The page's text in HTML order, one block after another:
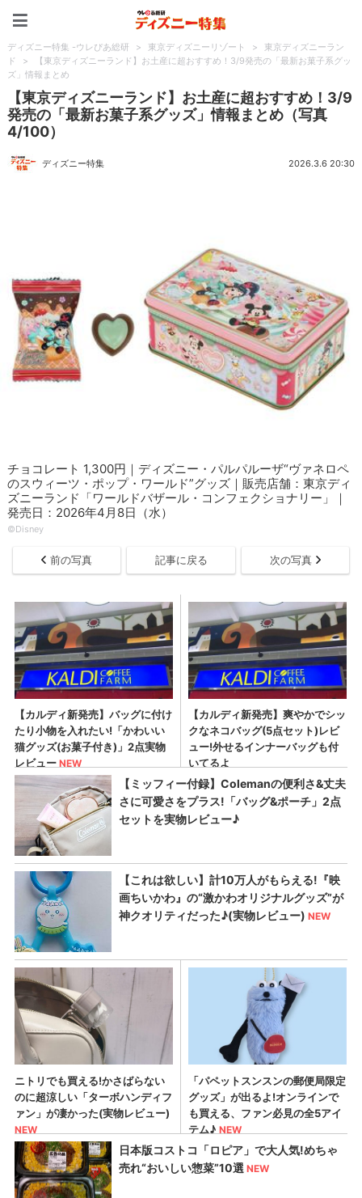
ディズニー特集 -ウレぴあ総研 > 東京ディズニーリゾート >
東京ディズニーラン
ド
>
【東京ディズニーランド】お土産に超おすすめ！3/9発売の「最新お菓子系グッ
ズ」情報まとめ
【東京ディズニーランド】お土産に超おすすめ！3/9
発売の「最新お菓子系グッズ」情報まとめ（写真
4/100）
ディズニー特集 2026.3.6 20:30
チョコレート 1,300円｜ディズニー・パルパルーザ“ヴァネロペ
のスウィーツ・ポップ・ワールド”グッズ｜販売店舗：東京ディ
ズニーランド「ワールドバザール・コンフェクショナリー」｜
発売日：2026年4月8日（水）
©Disney
前の写真 記事に戻る 次の写真